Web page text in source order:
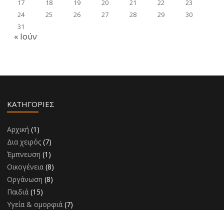
17
18 19 20 21 22
23
24
25 26 27 28 29
30
31
« Ιούν
KΑΤΗΓΟΡΊΕΣ
Αρχική (1)
Δια χειρός (7)
Έμπνευση (1)
Οικογένεια (8)
Οργάνωση (8)
Παιδιά (15)
Υγεία & ομορφιά (7)